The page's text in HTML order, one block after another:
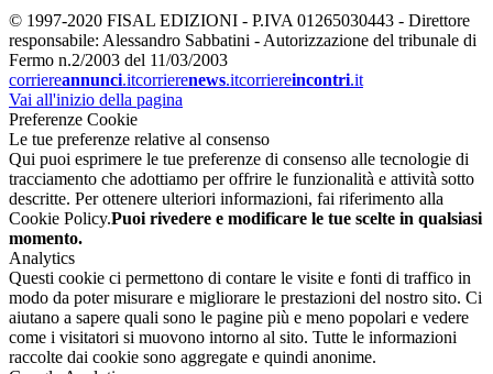
© 1997-2020 FISAL EDIZIONI - P.IVA 01265030443 - Direttore
responsabile: Alessandro Sabbatini - Autorizzazione del tribunale di
Fermo n.2/2003 del 11/03/2003
corriereannunci.itcorrierenews.itcorriereincontri.it
Vai all'inizio della pagina
Preferenze Cookie
Le tue preferenze relative al consenso
Qui puoi esprimere le tue preferenze di consenso alle tecnologie di
tracciamento che adottiamo per offrire le funzionalità e attività sotto
descritte. Per ottenere ulteriori informazioni, fai riferimento alla
Cookie Policy.Puoi rivedere e modificare le tue scelte in qualsiasi
momento.
Analytics
Questi cookie ci permettono di contare le visite e fonti di traffico in
modo da poter misurare e migliorare le prestazioni del nostro sito. Ci
aiutano a sapere quali sono le pagine più e meno popolari e vedere
come i visitatori si muovono intorno al sito. Tutte le informazioni
raccolte dai cookie sono aggregate e quindi anonime.